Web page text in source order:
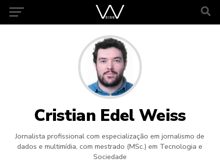
Cristian Edel Weiss
Jornalista profissional com especialização em jornalismo de
dados e multimídia, com mestrado (MSc.) em Tecnologia e
Sociedade